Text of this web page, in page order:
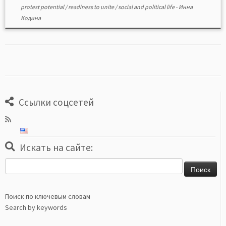
protest potential/readiness to unite/social and political life- Инна
Кодина
Ссылки соцсетей
Искать на сайте:
Поиск по ключевым словам
Search by keywords